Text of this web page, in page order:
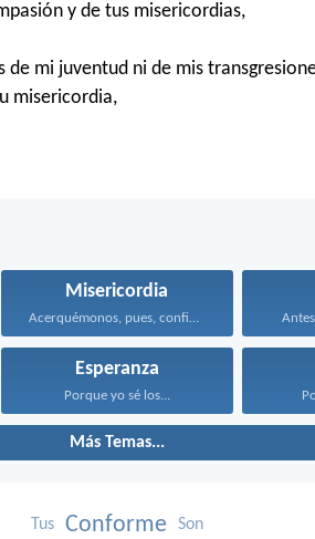
y de tus misericordias,
de mi juventud ni de mis
misericordia,
Misericordia
Acerquémonos, pues, confiadamente al...
Esperanza
Porque yo sé los...
Más Temas...
Tus Conforme Son